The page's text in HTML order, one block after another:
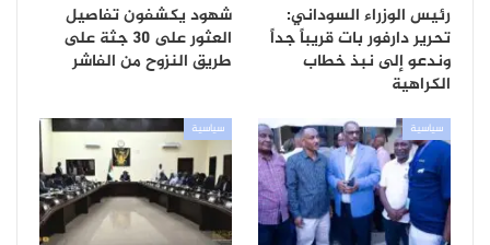
رئيس الوزراء السوداني:
تحرير دارفور بات قريباً جداً
وندعو إلى نبذ خطاب
الكراهية
شهود يكشفون تفاصيل
العثور على 30 جثة على
طريق النزوح من الفاشر
سياسية سياسية